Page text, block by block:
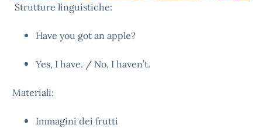
Strutture linguistiche:
Have you got an apple?
Yes, I have. / No, I haven’t.
Materiali:
Immagini dei frutti